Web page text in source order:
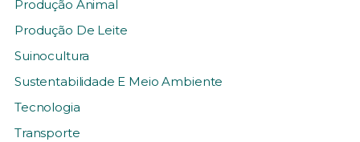
Produção Animal
Produção De Leite
Suinocultura
Sustentabilidade E Meio Ambiente
Tecnologia
Transporte